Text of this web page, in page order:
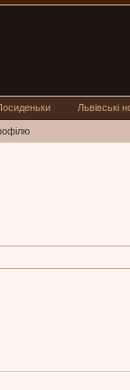
Львівські